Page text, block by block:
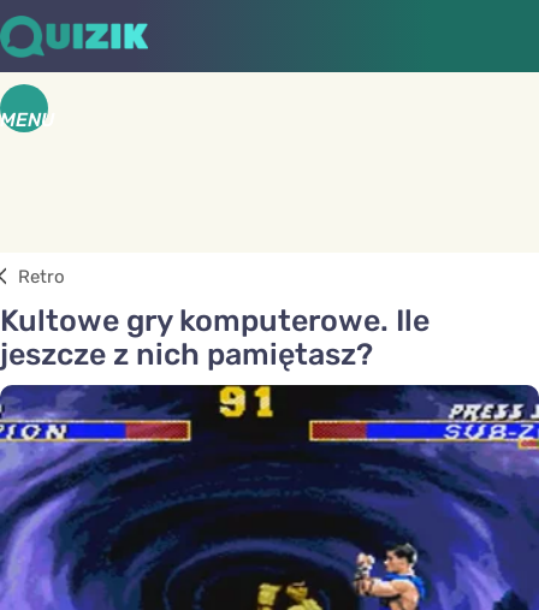
MENU
Retro
Kultowe gry komputerowe. Ile
jeszcze z nich pamiętasz?